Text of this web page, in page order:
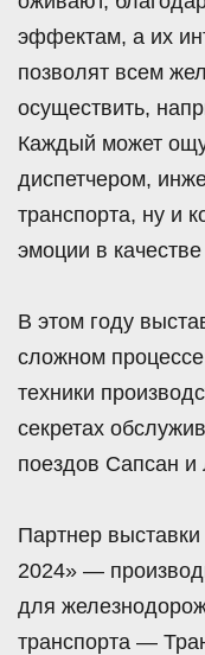
эффектам, а их
позволят всем
осуществить,
Каждый может
диспетчером,
транспорта, ну и
эмоции в
В этом году
сложном
техники
секретах
поездов Сапсан и
Партнер
2024» —
для
транспорта —